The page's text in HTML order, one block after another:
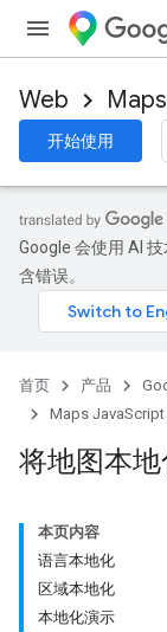
Web
开始使用
Google 会使用 AI
含错误。
首页 产品
Maps JavaScript
将地图本
本页内容
语言本地化
区域本地化
本地化演示